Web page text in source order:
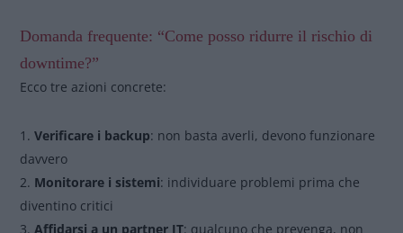
Domanda frequente: “Come posso ridurre il rischio di
downtime?”
Ecco tre azioni concrete:
Verificare i backup: non basta averli, devono funzionare
davvero
Monitorare i sistemi: individuare problemi prima che
diventino critici
Affidarsi a un partner IT: qualcuno che prevenga, non